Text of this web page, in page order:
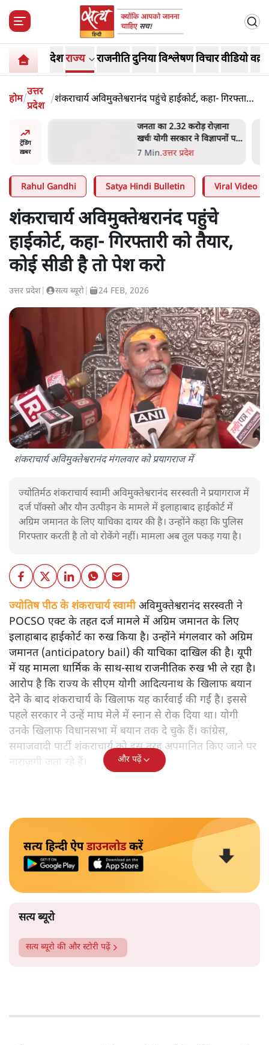
देशराज्य राजनीतिदुनियाविश्लेषणविचारवीडियो
होम/
उत्तर
प्रदेश
/शंकराचार्य अविमुक्तेश्वरानंद पहुंचे हाईकोर्ट, कहा- गिरफ्तारी
ट्रेंडिंग
ख़बर
जनता का 2.32 करोड़ रोज़ाना
खर्चः योगी सरकार ने विज्ञापनों पर
उड़ाने में मोदी 3.0 को भी पीछे
छोड़ा
7 Min.उत्तर प्रदेश
Rahul Gandhi Satya Hindi Bulletin Viral Video
शंकराचार्य अविमुक्तेश्वरानंद पहुंचे
हाईकोर्ट, कहा- गिरफ्तारी को तैयार,
कोई सीडी है तो पेश करो
उत्तर प्रदेश सत्य ब्यूरो 24 FEB, 2026
शंकराचार्य अविमुक्तेश्वरानंद मंगलवार को प्रयागराज में
ज्योतिर्मठ शंकराचार्य स्वामी अविमुक्तेश्वरानंद सरस्वती ने प्रयागराज में
दर्ज पॉक्सो और यौन उत्पीड़न के मामले में इलाहाबाद हाईकोर्ट में
अग्रिम जमानत के लिए याचिका दायर की है। उन्होंने कहा कि पुलिस
गिरफ्तार करती है तो वो रोकेंगे नहीं। मामला अब तूल पकड़ गया है।
ज्योतिष पीठ के शंकराचार्य स्वामीअविमुक्तेश्वरानंद सरस्वती ने
POCSO एक्ट के तहत दर्ज मामले में अग्रिम जमानत के लिए
इलाहाबाद हाईकोर्ट का रुख किया है। उन्होंने मंगलवार को अग्रिम
जमानत (anticipatory bail) की याचिका दाखिल की है। यूपी
में यह मामला धार्मिक के साथ-साथ राजनीतिक रुख भी ले रहा है।
आरोप है कि राज्य के सीएम योगी आदित्यनाथ के खिलाफ बयान
देने के बाद शंकराचार्य के खिलाफ यह कार्रवाई की गई है। इससे
पहले सरकार ने उन्हें माघ मेले में स्नान से रोक दिया था। योगी
उनके खिलाफ विधानसभा में बयान तक दे चुके हैं। कांग्रेस,
समाजवादी पार्टी शंकराचार्य को इस तरह अपमानित किए जाने पर
नाराज़गी जता रहे हैं।
और पढ़ें
सत्य हिन्दी ऐपडाउनलोडकरें
सत्य ब्यूरो
सत्य ब्यूरो की और स्टोरी पढ़ें